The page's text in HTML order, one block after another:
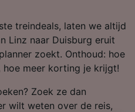
treindeals, laten we altijd
Linz naar Duisburg eruit
zoekt. Onthoud: hoe
meer korting je krijgt!
Zoek ze dan
wilt weten over de reis,